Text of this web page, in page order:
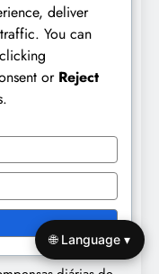
diárias
atuais
da Arena,
de Invasão,
da Arena,
deliver
You can
or Reject
🌐 Language ▾